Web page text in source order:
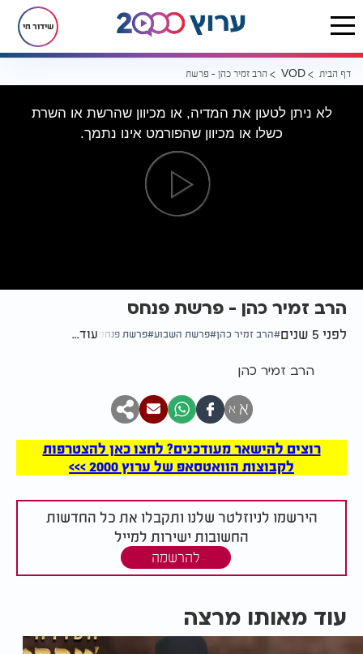
שידור חי
דף הבית VOD הרב זמיר כהן - פרשת פנחס
לא ניתן לטעון את המדיה, או מכיוון שהרשת או השרת
כשלו או מכיוון שהפורמט אינו נתמך.
הרב זמיר כהן - פרשת פנחס
לפני 5 שנים הרב זמיר כהן פרשת השבוע פרשת פנחס עוד...
הרב זמיר כהן
א א
רוצים להישאר מעודכנים? לחצו כאן להצטרפות
לקבוצות הוואטסאפ של ערוץ 2000 >>>
הירשמו לניוזלטר שלנו ותקבלו את כל החדשות
החשובות ישירות למייל
להרשמה
עוד מאותו מרצה